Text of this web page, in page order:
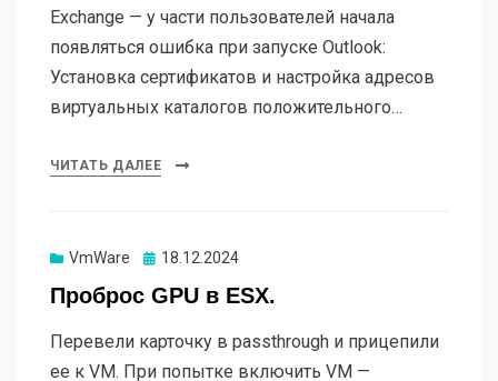
Exchange — у части пользователей начала
появляться ошибка при запуске Outlook:
Установка сертификатов и настройка адресов
виртуальных каталогов положительного…
ЧИТАТЬ ДАЛЕЕ
VmWare Опубликовано
18.12.2024
Проброс GPU в ESX.
Перевели карточку в passthrough и прицепили
ее к VM. При попытке включить VM —